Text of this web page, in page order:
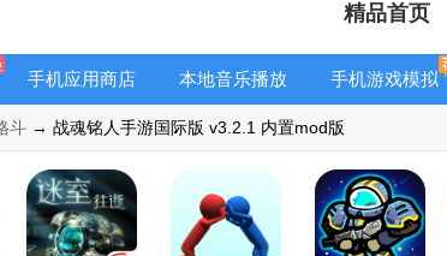
精品首页
手机应用商店
本地音乐播放
手机游戏模拟
器安卓版合集
斗 → 战魂铭人手游国际版 v3.2.1 内置mod版